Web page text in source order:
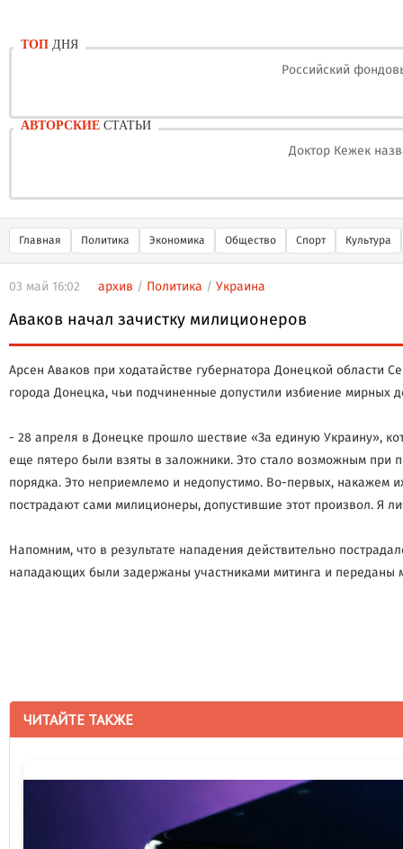
ТОП ДНЯ
Российский
АВТОРСКИЕ СТАТЬИ
Доктор Кежек
Главная Политика Экономика Общество Спорт Культура
ЧИТАЙТЕ ТАКЖЕ
03 май 16:02 архив / Политика / Украина
Аваков начал зачистку милиционеров
Арсен Аваков при ходатайстве губернатора Донецкой области
города Донецка, чьи подчиненные допустили избиение
- 28 апреля в Донецке прошло шествие «За единую Украину»,
еще пятеро были взяты в заложники. Это стало возможным при
порядка. Это неприемлемо и недопустимо. Во-первых, накажем
пострадают сами милиционеры, допустившие этот произвол. Я
Напомним, что в результате нападения действительно
нападающих были задержаны участниками митинга и переданы